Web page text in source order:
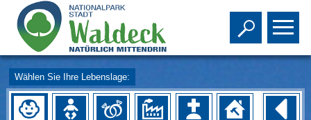
Toggle
Wählen Sie Ihre Lebenslage: